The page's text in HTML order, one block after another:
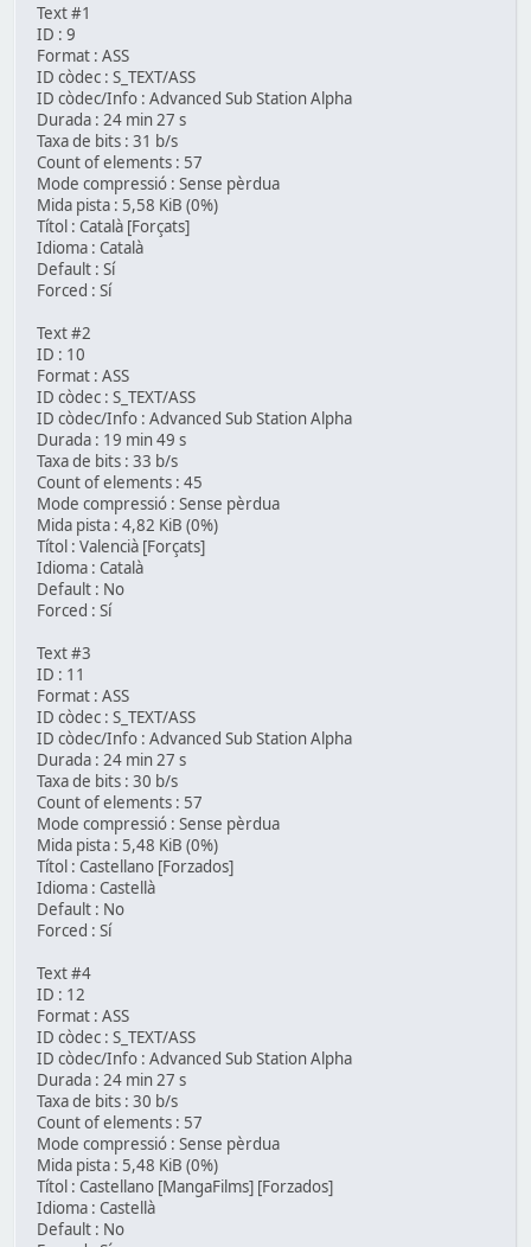
Text #1
ID : 9
Format : ASS
ID còdec : S_TEXT/ASS
ID còdec/Info : Advanced Sub Station Alpha
Durada : 24 min 27 s
Taxa de bits : 31 b/s
Count of elements : 57
Mode compressió : Sense pèrdua
Mida pista : 5,58 KiB (0%)
Títol : Català [Forçats]
Idioma : Català
Default : Sí
Forced : Sí
Text #2
ID : 10
Format : ASS
ID còdec : S_TEXT/ASS
ID còdec/Info : Advanced Sub Station Alpha
Durada : 19 min 49 s
Taxa de bits : 33 b/s
Count of elements : 45
Mode compressió : Sense pèrdua
Mida pista : 4,82 KiB (0%)
Títol : Valencià [Forçats]
Idioma : Català
Default : No
Forced : Sí
Text #3
ID : 11
Format : ASS
ID còdec : S_TEXT/ASS
ID còdec/Info : Advanced Sub Station Alpha
Durada : 24 min 27 s
Taxa de bits : 30 b/s
Count of elements : 57
Mode compressió : Sense pèrdua
Mida pista : 5,48 KiB (0%)
Títol : Castellano [Forzados]
Idioma : Castellà
Default : No
Forced : Sí
Text #4
ID : 12
Format : ASS
ID còdec : S_TEXT/ASS
ID còdec/Info : Advanced Sub Station Alpha
Durada : 24 min 27 s
Taxa de bits : 30 b/s
Count of elements : 57
Mode compressió : Sense pèrdua
Mida pista : 5,48 KiB (0%)
Títol : Castellano [MangaFilms] [Forzados]
Idioma : Castellà
Default : No